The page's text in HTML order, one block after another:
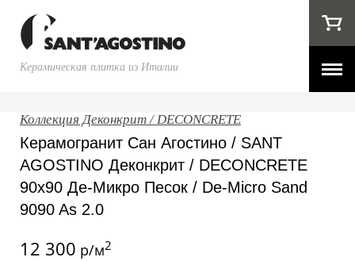
Керамическая плитка из Италии
Коллекция Деконкрит / DECONCRETE
Керамогранит Сан Агостино / SANT
AGOSTINO Деконкрит / DECONCRETE
90x90 Де-Микро Песок / De-Micro Sand
9090 As 2.0
12 300 р/м2